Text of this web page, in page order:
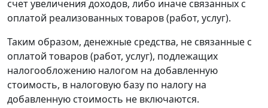
счет увеличения доходов, либо иначе связанных с
оплатой реализованных товаров (работ, услуг).
Таким образом, денежные средства, не связанные с
оплатой товаров (работ, услуг), подлежащих
налогообложению налогом на добавленную
стоимость, в налоговую базу по налогу на
добавленную стоимость не включаются.